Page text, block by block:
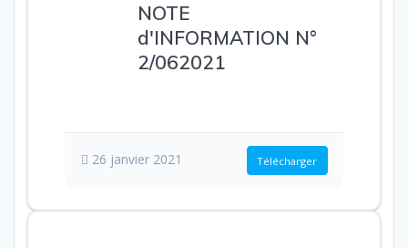
NOTE
d'INFORMATION N°
2/062021
26 janvier 2021 Télécharger